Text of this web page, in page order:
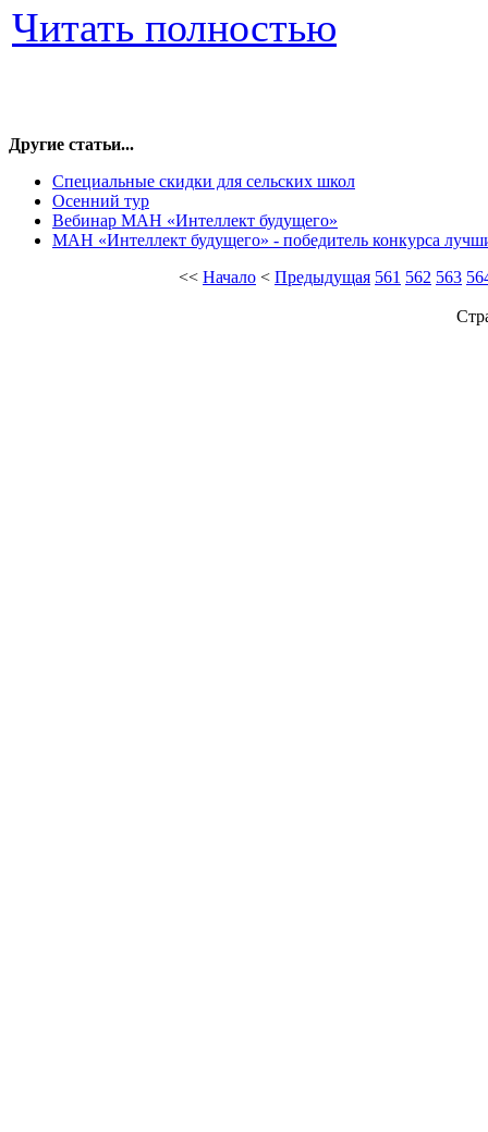
Читать полностью
Другие статьи...
Специальные скидки для сельских школ
Осенний тур
Вебинар МАН «Интеллект будущего»
МАН «Интеллект будущего» - победитель конкурса
<< Начало < Предыдущая 561 562 563